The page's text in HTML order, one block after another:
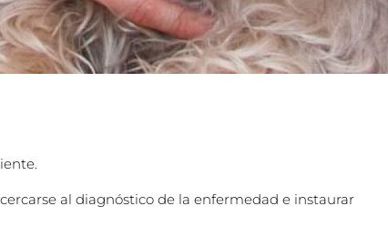
al diagnóstico de la enfermedad e instaurar